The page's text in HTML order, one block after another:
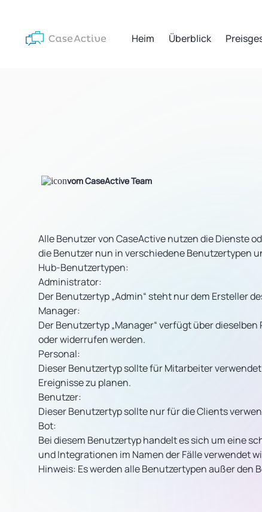
Heim Überblick
vom CaseActive Team
Alle Benutzer von CaseActive nutzen die Dienste
die Benutzer nun in verschiedene Benutzertypen
Hub-Benutzertypen:
Administrator:
Der Benutzertyp „Admin“ steht nur dem Ersteller
Manager:
Der Benutzertyp „Manager“ verfügt über
oder widerrufen werden.
Personal:
Dieser Benutzertyp sollte für Mitarbeiter
Ereignisse zu planen.
Benutzer:
Dieser Benutzertyp sollte nur für die Clients
Bot:
Bei diesem Benutzertyp handelt es sich um eine
und Integrationen im Namen der Fälle verwendet
Hinweis: Es werden alle Benutzertypen außer den